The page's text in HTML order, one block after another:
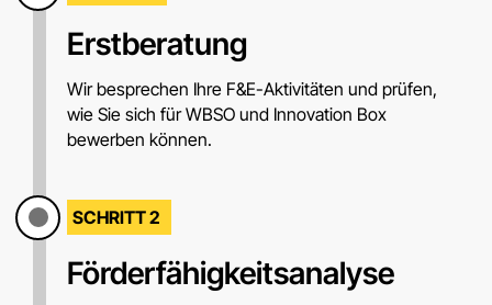
Erstberatung
Wir besprechen Ihre F&E-Aktivitäten und prüfen,
wie Sie sich für WBSO und Innovation Box
bewerben können.
SCHRITT 2
Förderfähigkeitsanalyse